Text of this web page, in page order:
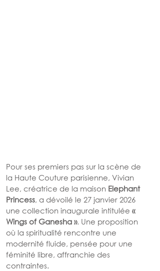
Pour ses premiers pas sur la scène de
la Haute Couture parisienne, Vivian
Lee, créatrice de la maison Elephant
Princess, a dévoilé le 27 janvier 2026
une collection inaugurale intitulée «
Wings of Ganesha ». Une proposition
où la spiritualité rencontre une
modernité fluide, pensée pour une
féminité libre, affranchie des
contraintes.